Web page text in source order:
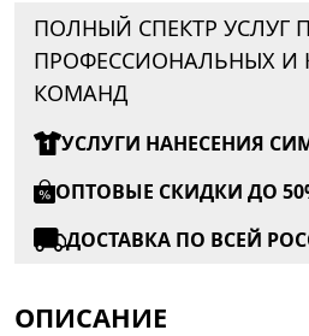
ПОЛНЫЙ СПЕКТР УСЛУГ
ПРОФЕССИОНАЛЬНЫХ И
КОМАНД
УСЛУГИ НАНЕСЕНИЯ
ОПТОВЫЕ СКИДКИ ДО
ДОСТАВКА ПО ВСЕЙ
ОПИСАНИЕ